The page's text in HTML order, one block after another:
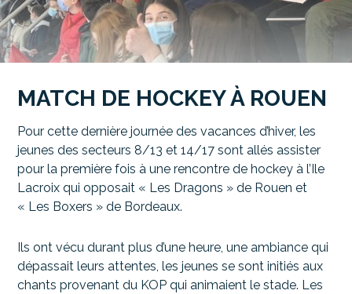
MATCH DE HOCKEY À ROUEN
Pour cette dernière journée des vacances d’hiver, les
jeunes des secteurs 8/13 et 14/17 sont allés assister
pour la première fois à une rencontre de hockey à l’Ile
Lacroix qui opposait « Les Dragons » de Rouen et
« Les Boxers » de Bordeaux.
Ils ont vécu durant plus d’une heure, une ambiance qui
dépassait leurs attentes, les jeunes se sont initiés aux
chants provenant du KOP qui animaient le stade. Les